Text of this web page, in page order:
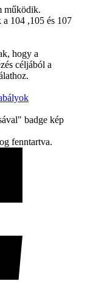
működik.
104 ,105 és 107
hogy a
céljából a
fenntartva.